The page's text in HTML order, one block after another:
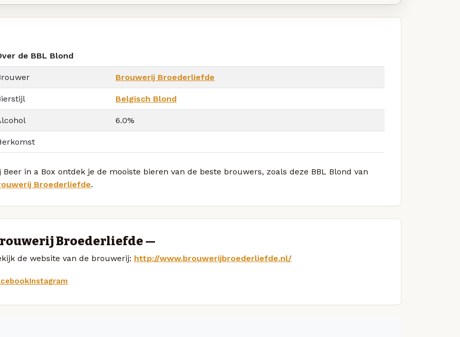
de BBL Blond
Brouwerij Broederliefde
Belgisch Blond
6.0%
Beer in a Box ontdek je de mooiste bieren van de beste brouwers, zoals deze BBL Blond van
Broederliefde.
Broederliefde —
de website van de brouwerij: http://www.brouwerijbroederliefde.nl/
Instagram